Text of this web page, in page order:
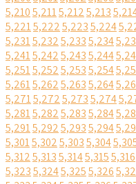
5,2105,2115,2125,213
5,2215,2225,2235,224
5,2315,2325,2335,234
5,2415,2425,2435,244
5,2515,2525,2535,254
5,2615,2625,2635,264
5,2715,2725,2735,274
5,2815,2825,2835,284
5,2915,2925,2935,294
5,3015,3025,3035,304
5,3125,3135,3145,3155,316
5,3235,3245,3255,326